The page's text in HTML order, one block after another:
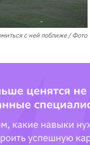
с ней поближе / Фото